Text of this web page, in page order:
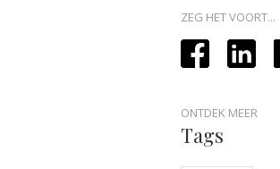
ZEG HET VOORT...
ONTDEK MEER
Tags